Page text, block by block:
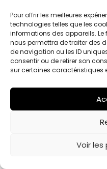
Pour offrir les meilleures
technologies telles que les
informations des appareils.
nous permettra de traiter des
de navigation ou les ID
consentir ou de retirer son
sur certaines caractéristiques
Voir
Julien Barriol est